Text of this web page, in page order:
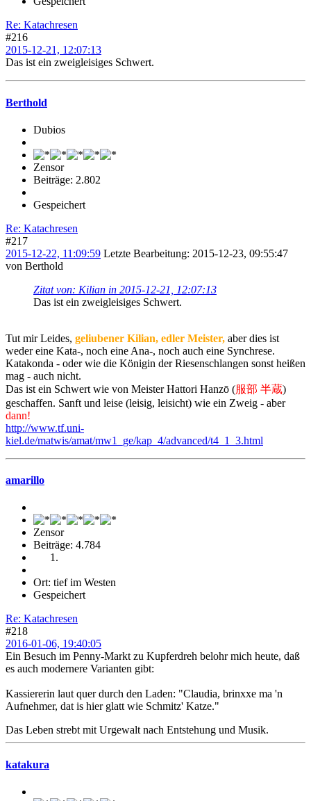
Re: Katachresen
#216
2015-12-21, 12:07:13
Das ist ein zweigleisiges Schwert.
Berthold
Dubios
Zensor
Beiträge: 2.802
Gespeichert
Re: Katachresen
#217
2015-12-22, 11:09:59 Letzte Bearbeitung: 2015-12-23, 09:55:47
von Berthold
Zitat von: Kilian in 2015-12-21, 12:07:13
Das ist ein zweigleisiges Schwert.
Tut mir Leides, geliubener Kilian, edler Meister, aber dies ist
weder eine Kata-, noch eine Ana-, noch auch eine Synchrese.
Katakonda - oder wie die Königin der Riesenschlangen sonst heißen
mag - auch nicht.
Das ist ein Schwert wie von Meister Hattori Hanzō (服部 半蔵)
geschaffen. Sanft und leise (leisig, leisicht) wie ein Zweig - aber
dann!
http://www.tf.uni-
kiel.de/matwis/amat/mw1_ge/kap_4/advanced/t4_1_3.html
amarillo
Zensor
Beiträge: 4.784
Ort: tief im Westen
Gespeichert
Re: Katachresen
#218
2016-01-06, 19:40:05
Ein Besuch im Penny-Markt zu Kupferdreh belohr mich heute, daß
es auch modernere Varianten gibt:
Kassiererin laut quer durch den Laden: "Claudia, brinxxe ma 'n
Aufnehmer, dat is hier glatt wie Schmitz' Katze."
Das Leben strebt mit Urgewalt nach Entstehung und Musik.
katakura